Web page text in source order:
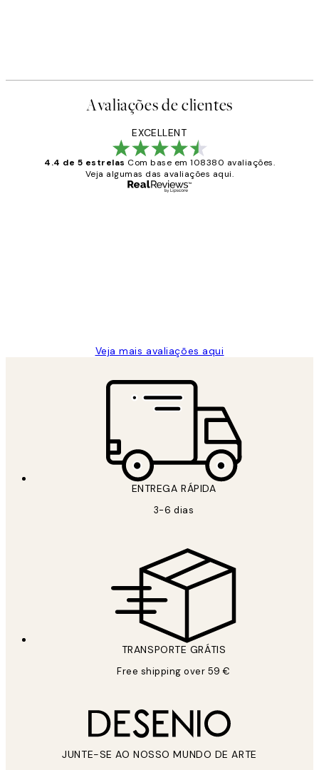
Avaliações de clientes
EXCELLENT
4.4 de 5 estrelas Com base em 108380 avaliações.
Veja algumas das avaliações aqui.
Veja mais avaliações aqui
ENTREGA RÁPIDA
3-6 dias
TRANSPORTE GRÁTIS
Free shipping over 59 €
JUNTE-SE AO NOSSO MUNDO DE ARTE